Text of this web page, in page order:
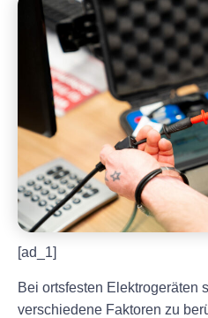
[ad_1]
Bei ortsfesten Elektrogeräten
verschiedene Faktoren zu